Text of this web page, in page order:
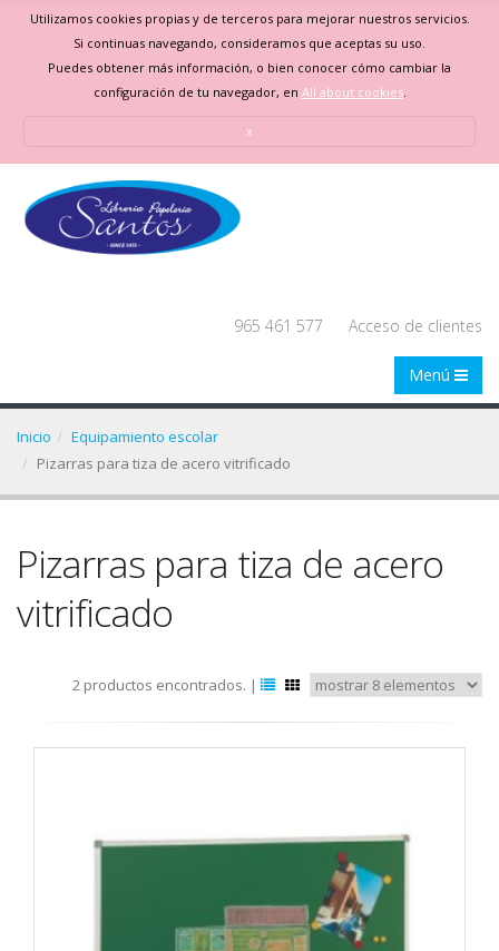
Utilizamos cookies propias y de terceros para mejorar nuestros servicios.
Si continuas navegando, consideramos que aceptas su uso.
Puedes obtener más información, o bien conocer cómo cambiar la
configuración de tu navegador, en All about cookies.
x
965 461 577 Acceso de clientes
Menú
Inicio
Equipamiento escolar
Pizarras para tiza de acero vitrificado
Pizarras para tiza de acero
vitrificado
2 productos encontrados. |